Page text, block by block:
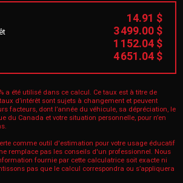
14.91 $
3 499.00 $
1 152.04 $
4 651.04 $
a été utilisé dans ce calcul. Ce taux est à titre de
d’intérêt sont sujets à changement et peuvent
facteurs, dont l’année du véhicule, sa dépréciation, le
du Canada et votre situation personnelle, pour n’en
comme outil d'estimation pour votre usage éducatif
remplace pas les conseils d'un professionnel. Nous
fournie par cette calculatrice soit exacte ni
pas que le calcul correspondra ou s’appliquera